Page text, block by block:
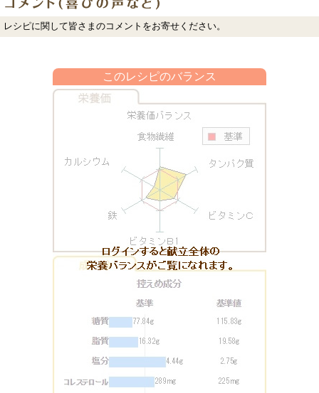
レシピに関して皆さまのコメントをお寄せください。
このレシピのバランス